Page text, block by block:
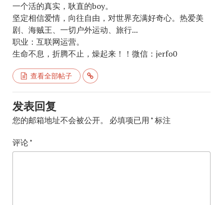
一个活的真实，耿直的boy。
坚定相信爱情，向往自由，对世界充满好奇心。热爱美
剧、海贼王、一切户外运动、旅行...
职业：互联网运营。
生命不息，折腾不止，燥起来！！微信：jerfo0
查看全部帖子
发表回复
您的邮箱地址不会被公开。 必填项已用 *标注
评论*